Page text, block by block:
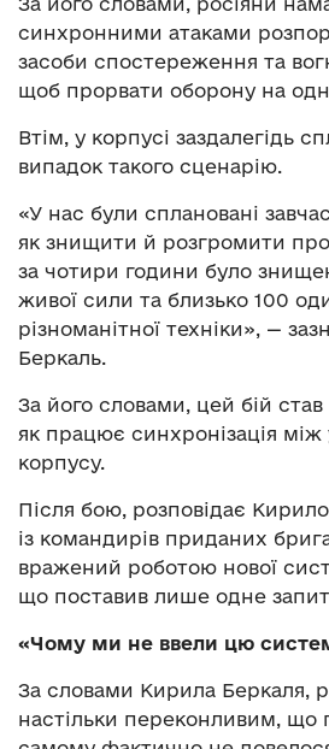
синхронними атаками
засоби спостереження та
щоб прорвати оборону на
Втім, у корпусі заздалегідь
випадок такого сценарію.
«У нас були сплановані
як знищити й розгромити
за чотири години було
живої сили та близько 100
різноманітної техніки», —
Беркаль.
За його словами, цей бій
як працює синхронізація
корпусу.
Після бою, розповідає
із командирів приданих
вражений роботою нової
що поставив лише одне
«Чому ми не ввели цю
За словами Кирила Беркаля,
настільки переконливим, що